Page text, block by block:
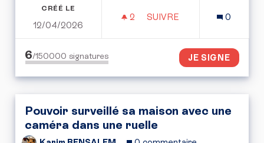
CRÉÉ LE
12/04/2026
2 2 ABONNÉS
SUIVRE
0
6/150000 signatures JE SIGNE
Pouvoir surveillé sa maison avec une
caméra dans une ruelle